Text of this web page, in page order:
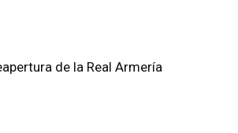
de la Real Armería